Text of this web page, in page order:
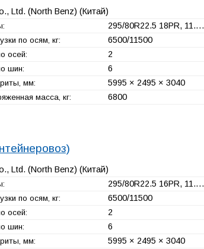
Ltd. (North Benz) (Китай)
295/80R22.5 18PR, 11.…
по осям, кг: 6500/11500
осей: 2
шин: 6
мм: 5995 × 2495 × 3040
масса, кг: 6800
Ltd. (North Benz) (Китай)
295/80R22.5 16PR, 11.…
по осям, кг: 6500/11500
осей: 2
шин: 6
мм: 5995 × 2495 × 3040